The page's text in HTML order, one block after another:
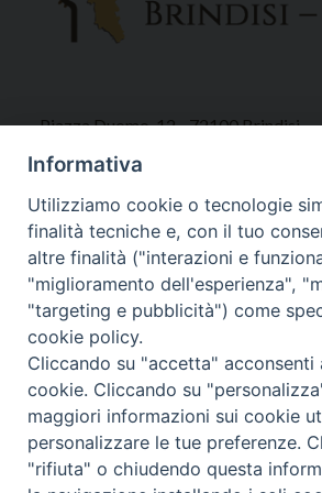
Piazza Duomo, 12 - 72100 Brindisi
Tel 0831.521958
Fax 0831.528315
Orari Curia
Mar. / Mer. / Giov. ore 9 - 13
nei mesi estivi solo Martedì ore 9 - 13
Informativa
Utilizziamo cookie o tecnologie
finalità tecniche e, con il tuo
altre finalità ("interazioni e
"miglioramento dell'esperienza",
"targeting e pubblicità") come
cookie policy.
Cliccando su "accetta" acconsenti
cookie. Cliccando su
maggiori informazioni sui cookie
personalizzare le tue preferenze.
"rifiuta" o chiudendo questa